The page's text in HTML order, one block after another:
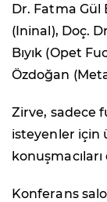
Dr. Fatma Gül
(Ininal), Doç.
Bıyık (Opet
Özdoğan
Zirve, sadece
isteyenler için
Konferans